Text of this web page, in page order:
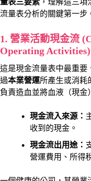
量表三要素 ，理解這三
流量表分析的關鍵第一步
1. 營業活動現金流
Operating Activities)
這是現金流量表中最重要
過本業營運所產生或消耗
負責造血並將血液（現金
現金流入來源：
收到的現金。
現金流出用途：
營運費用、所得